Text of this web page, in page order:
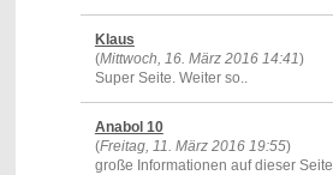
Klaus
(Mittwoch, 16. März 2016 14:41)
Super Seite. Weiter so..
Anabol 10
(Freitag, 11. März 2016 19:55)
große Informationen auf dieser Seite